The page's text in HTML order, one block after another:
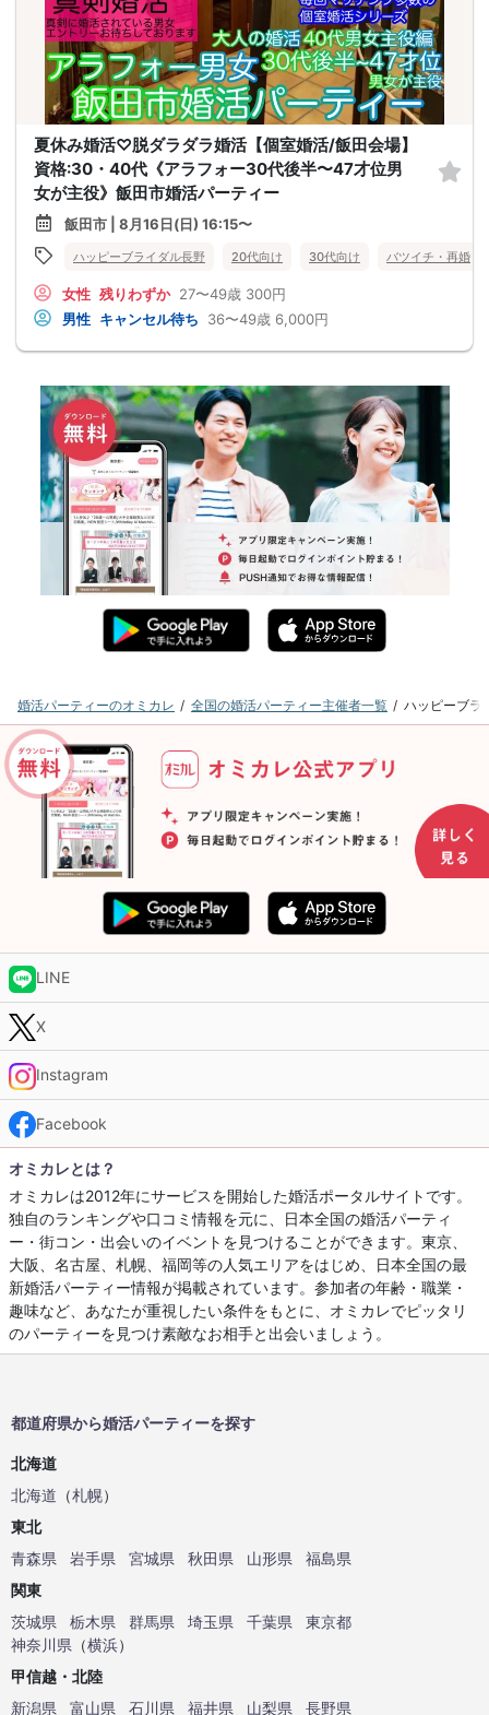
夏休み婚活♡脱ダラダラ婚活【個室婚活/飯田会場】
資格:30・40代《アラフォー30代後半〜47才位男
女が主役》飯田市婚活パーティー
飯田市 | 8月16日(日) 16:15〜
ハッピーブライダル長野 20代向け 30代向け バツイチ・再婚
女性 残りわずか 27〜49歳 300円
男性 キャンセル待ち 36〜49歳 6,000円
婚活パーティーのオミカレ 全国の婚活パーティー主催者一覧 ハッピーブラ
LINE
X
Instagram
Facebook
オミカレとは？
オミカレは2012年にサービスを開始した婚活ポータルサイトです。
独自のランキングや口コミ情報を元に、日本全国の婚活パーティ
ー・街コン・出会いのイベントを見つけることができます。東京、
大阪、名古屋、札幌、福岡等の人気エリアをはじめ、日本全国の最
新婚活パーティー情報が掲載されています。参加者の年齢・職業・
趣味など、あなたが重視したい条件をもとに、オミカレでピッタリ
のパーティーを見つけ素敵なお相手と出会いましょう。
都道府県から婚活パーティーを探す
北海道
北海道 （札幌）
東北
青森県
岩手県 宮城県 秋田県 山形県
福島県
関東
茨城県
栃木県 群馬県 埼玉県 千葉県
東京都
神奈川県 （横浜）
甲信越・北陸
新潟県
富山県 石川県 福井県 山梨県 長野県